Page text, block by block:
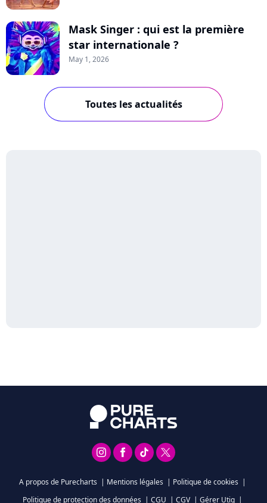
Mask Singer : qui est la première
star internationale ?
May 1, 2026
Toutes les actualités
A propos de Purecharts | Mentions légales | Politique de cookies |
Politique de protection des données | CGU | CGV | Gérer Utiq |